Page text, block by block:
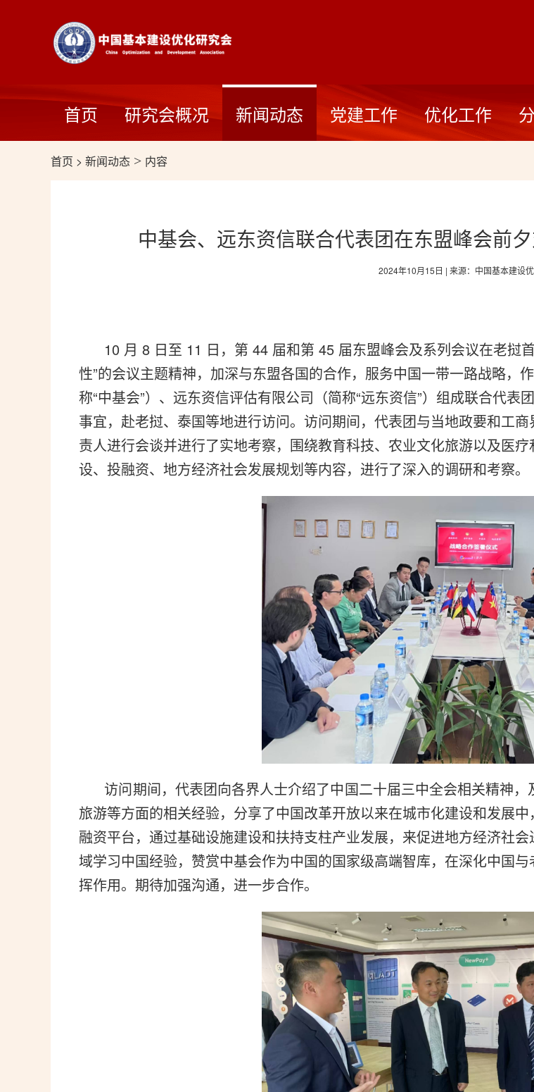
首页 研究会概况 新闻动态 党建工作 优化工作
首页 > 新闻动态 > 内容
中基会、远东资信联合代表团在东盟峰会前
2024年10月15日 | 来源：中国基本建设
10 月 8 日至 11 日，第 44 届和第 45 届东盟峰会及系列会议在老挝
性”的会议主题精神，加深与东盟各国的合作，服务中国一带一路战略，
称“中基会”）、远东资信评估有限公司（简称“远东资信”）组成联合代
事宜，赴老挝、泰国等地进行访问。访问期间，代表团与当地政要和工
责人进行会谈并进行了实地考察，围绕教育科技、农业文化旅游以及医
设、投融资、地方经济社会发展规划等内容，进行了深入的调研和考察。
访问期间，代表团向各界人士介绍了中国二十届三中全会相关精神，
旅游等方面的相关经验，分享了中国改革开放以来在城市化建设和发展
融资平台，通过基础设施建设和扶持支柱产业发展，来促进地方经济社
域学习中国经验，赞赏中基会作为中国的国家级高端智库，在深化中国
挥作用。期待加强沟通，进一步合作。